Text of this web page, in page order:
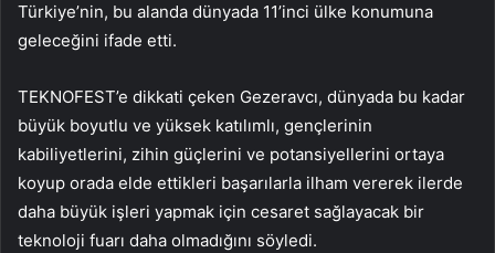
Türkiye’nin, bu alanda dünyada 11’inci ülke konumuna
geleceğini ifade etti.
TEKNOFEST’e dikkati çeken Gezeravcı, dünyada bu kadar
büyük boyutlu ve yüksek katılımlı, gençlerinin
kabiliyetlerini, zihin güçlerini ve potansiyellerini ortaya
koyup orada elde ettikleri başarılarla ilham vererek ilerde
daha büyük işleri yapmak için cesaret sağlayacak bir
teknoloji fuarı daha olmadığını söyledi.